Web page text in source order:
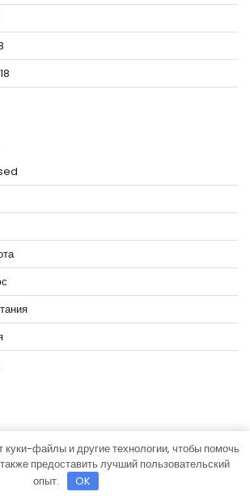
vip-hata.ruТема News Bank от
куки-файлы и другие технологии, чтобы помочь
предоставить лучший пользовательский
опыт.
OK